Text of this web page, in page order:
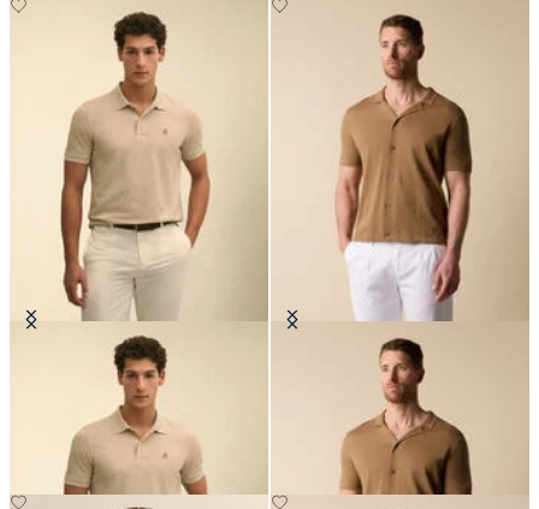
Polo Golden Fleece in Cotone
Polo Camicia in Maglia di Cotone-